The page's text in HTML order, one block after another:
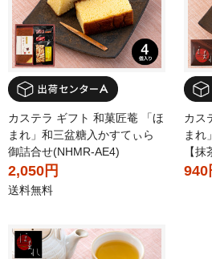
カステラ ギフト 和菓匠菴 「ほ
まれ」和三盆糖入かすてぃら
御詰合せ(NHMR-AE4)
2,050円
送料無料
カス
まれ
【
940